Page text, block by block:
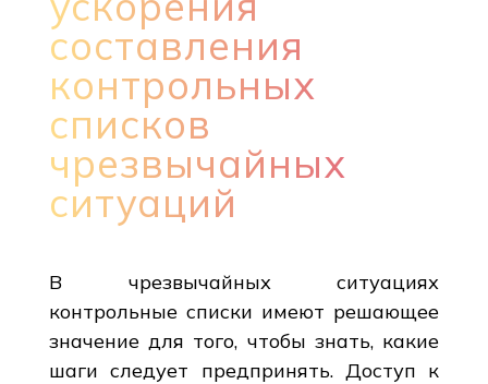
составления
контрольных
списков
чрезвычайных
ситуаций
В чрезвычайных ситуациях
контрольные списки имеют решающее
значение для того, чтобы знать, какие
шаги следует предпринять. Доступ к